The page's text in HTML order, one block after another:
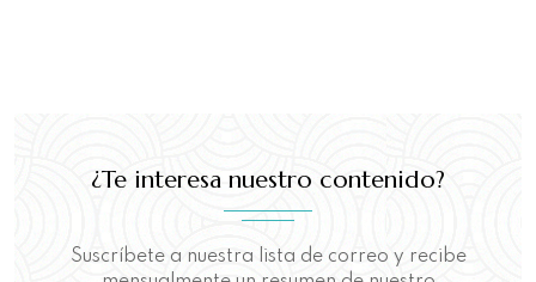
¿Te interesa nuestro contenido?
Suscríbete a nuestra lista de correo y recibe